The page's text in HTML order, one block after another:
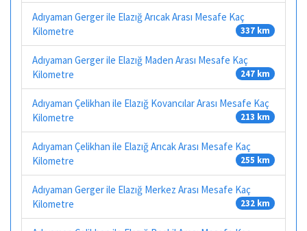
Adıyaman Gerger ile Elazığ Arıcak Arası Mesafe Kaç
Kilometre
337 km
Adıyaman Gerger ile Elazığ Maden Arası Mesafe Kaç
Kilometre
247 km
Adıyaman Çelikhan ile Elazığ Kovancılar Arası Mesafe Kaç
Kilometre
213 km
Adıyaman Çelikhan ile Elazığ Arıcak Arası Mesafe Kaç
Kilometre
255 km
Adıyaman Gerger ile Elazığ Merkez Arası Mesafe Kaç
Kilometre
232 km